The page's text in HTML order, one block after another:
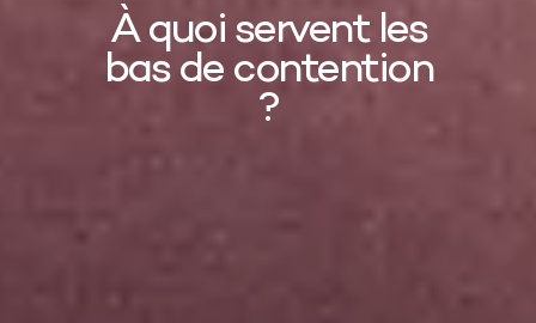
À quoi servent les
bas de contention
?